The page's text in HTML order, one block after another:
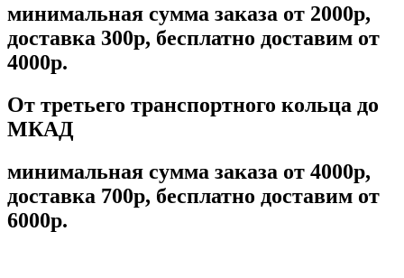
минимальная сумма заказа от 2000р,
доставка 300р, бесплатно доставим от
4000р.
От третьего транспортного кольца до
МКАД
минимальная сумма заказа от 4000р,
доставка 700р, бесплатно доставим от
6000р.